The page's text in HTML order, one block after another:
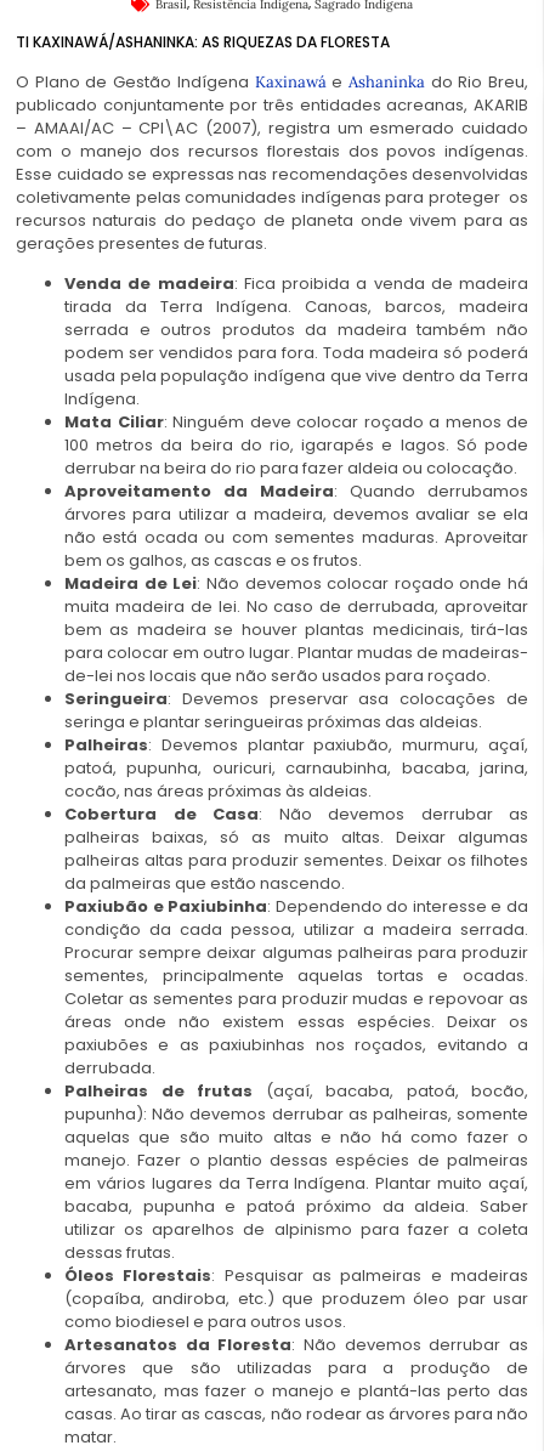
Brasil, Resistência Indígena, Sagrado Indígena
TI KAXINAWÁ/ASHANINKA: AS RIQUEZAS DA FLORESTA
O Plano de Gestão Indígena Kaxinawáe Ashaninkado Rio Breu,
publicado conjuntamente por três entidades acreanas, AKARIB
– AMAAI/AC – CPI\AC (2007), registra um esmerado cuidado
com o manejo dos recursos florestais dos povos indígenas.
Esse cuidado se expressas nas recomendações desenvolvidas
coletivamente pelas comunidades indígenas para proteger os
recursos naturais do pedaço de planeta onde vivem para as
gerações presentes de futuras.
Venda de madeira: Fica proibida a venda de madeira
tirada da Terra Indígena. Canoas, barcos, madeira
serrada e outros produtos da madeira também não
podem ser vendidos para fora. Toda madeira só poderá
usada pela população indígena que vive dentro da Terra
Indígena.
Mata Ciliar: Ninguém deve colocar roçado a menos de
100 metros da beira do rio, igarapés e lagos. Só pode
derrubar na beira do rio para fazer aldeia ou colocação.
Aproveitamento da Madeira: Quando derrubamos
árvores para utilizar a madeira, devemos avaliar se ela
não está ocada ou com sementes maduras. Aproveitar
bem os galhos, as cascas e os frutos.
Madeira de Lei: Não devemos colocar roçado onde há
muita madeira de lei. No caso de derrubada, aproveitar
bem as madeira se houver plantas medicinais, tirá-las
para colocar em outro lugar. Plantar mudas de madeiras-
de-lei nos locais que não serão usados para roçado.
Seringueira: Devemos preservar asa colocações de
seringa e plantar seringueiras próximas das aldeias.
Palheiras: Devemos plantar paxiubão, murmuru, açaí,
patoá, pupunha, ouricuri, carnaubinha, bacaba, jarina,
cocão, nas áreas próximas às aldeias.
Cobertura de Casa: Não devemos derrubar as
palheiras baixas, só as muito altas. Deixar algumas
palheiras altas para produzir sementes. Deixar os filhotes
da palmeiras que estão nascendo.
Paxiubão e Paxiubinha: Dependendo do interesse e da
condição da cada pessoa, utilizar a madeira serrada.
Procurar sempre deixar algumas palheiras para produzir
sementes, principalmente aquelas tortas e ocadas.
Coletar as sementes para produzir mudas e repovoar as
áreas onde não existem essas espécies. Deixar os
paxiubões e as paxiubinhas nos roçados, evitando a
derrubada.
Palheiras de frutas (açaí, bacaba, patoá, bocão,
pupunha): Não devemos derrubar as palheiras, somente
aquelas que são muito altas e não há como fazer o
manejo. Fazer o plantio dessas espécies de palmeiras
em vários lugares da Terra Indígena. Plantar muito açaí,
bacaba, pupunha e patoá próximo da aldeia. Saber
utilizar os aparelhos de alpinismo para fazer a coleta
dessas frutas.
Óleos Florestais: Pesquisar as palmeiras e madeiras
(copaíba, andiroba, etc.) que produzem óleo par usar
como biodiesel e para outros usos.
Artesanatos da Floresta: Não devemos derrubar as
árvores que são utilizadas para a produção de
artesanato, mas fazer o manejo e plantá-las perto das
casas. Ao tirar as cascas, não rodear as árvores para não
matar.